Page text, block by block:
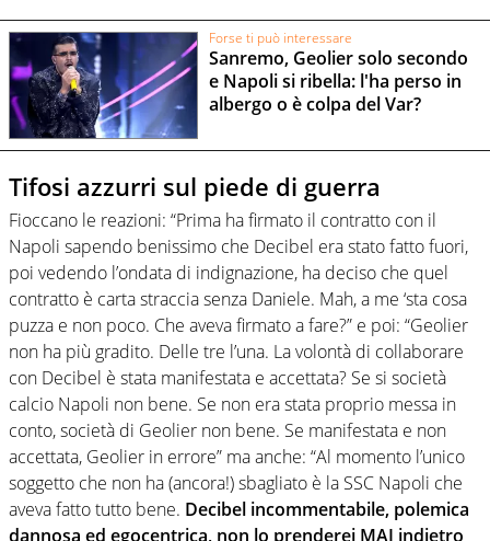
Forse ti può interessare
Sanremo, Geolier solo secondo
e Napoli si ribella: l'ha perso in
albergo o è colpa del Var?
Tifosi azzurri sul piede di guerra
Fioccano le reazioni: “Prima ha firmato il contratto con il
Napoli sapendo benissimo che Decibel era stato fatto fuori,
poi vedendo l’ondata di indignazione, ha deciso che quel
contratto è carta straccia senza Daniele. Mah, a me ‘sta cosa
puzza e non poco. Che aveva firmato a fare?” e poi: “Geolier
non ha più gradito. Delle tre l’una. La volontà di collaborare
con Decibel è stata manifestata e accettata? Se si società
calcio Napoli non bene. Se non era stata proprio messa in
conto, società di Geolier non bene. Se manifestata e non
accettata, Geolier in errore” ma anche: “Al momento l’unico
soggetto che non ha (ancora!) sbagliato è la SSC Napoli che
aveva fatto tutto bene. Decibel incommentabile, polemica
dannosa ed egocentrica, non lo prenderei MAI indietro